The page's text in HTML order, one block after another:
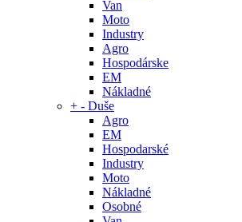
Van
Moto
Industry
Agro
Hospodárske
EM
Nákladné
+ - Duše
Agro
EM
Hospodarské
Industry
Moto
Nákladné
Osobné